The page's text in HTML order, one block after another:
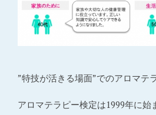
”特技が活きる場面”でのアロマテ
アロマテラピー検定は1999年に始